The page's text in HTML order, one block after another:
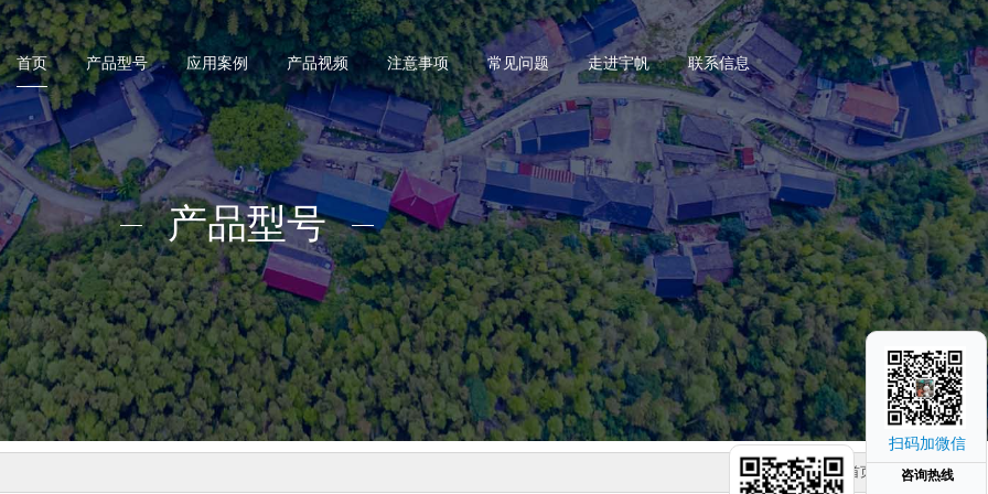
首页 产品型号 应用案例 产品视频 注意事项 常见问题 走进宇帆 联系信息
产品型号
当前位置：网站首页 产品型号
扫码加微信
咨询热线